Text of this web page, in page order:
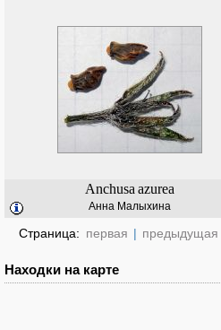
Anchusa azurea
Анна Малыхина
Страница: первая | предыдущая
Находки на карте